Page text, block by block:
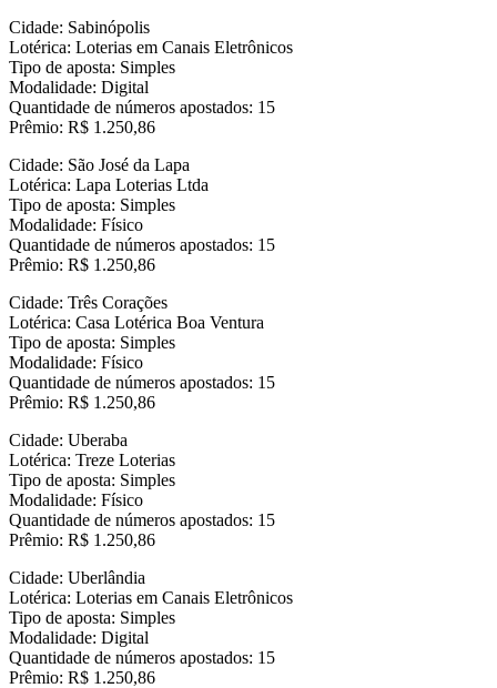
Cidade: Sabinópolis
Lotérica: Loterias em Canais Eletrônicos
Tipo de aposta: Simples
Modalidade: Digital
Quantidade de números apostados: 15
Prêmio: R$ 1.250,86
Cidade: São José da Lapa
Lotérica: Lapa Loterias Ltda
Tipo de aposta: Simples
Modalidade: Físico
Quantidade de números apostados: 15
Prêmio: R$ 1.250,86
Cidade: Três Corações
Lotérica: Casa Lotérica Boa Ventura
Tipo de aposta: Simples
Modalidade: Físico
Quantidade de números apostados: 15
Prêmio: R$ 1.250,86
Cidade: Uberaba
Lotérica: Treze Loterias
Tipo de aposta: Simples
Modalidade: Físico
Quantidade de números apostados: 15
Prêmio: R$ 1.250,86
Cidade: Uberlândia
Lotérica: Loterias em Canais Eletrônicos
Tipo de aposta: Simples
Modalidade: Digital
Quantidade de números apostados: 15
Prêmio: R$ 1.250,86